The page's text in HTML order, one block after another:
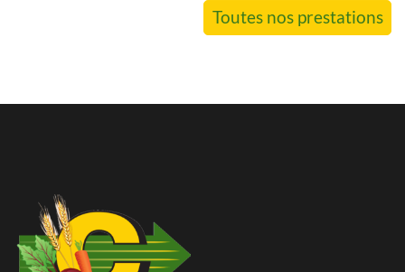
Toutes nos prestations